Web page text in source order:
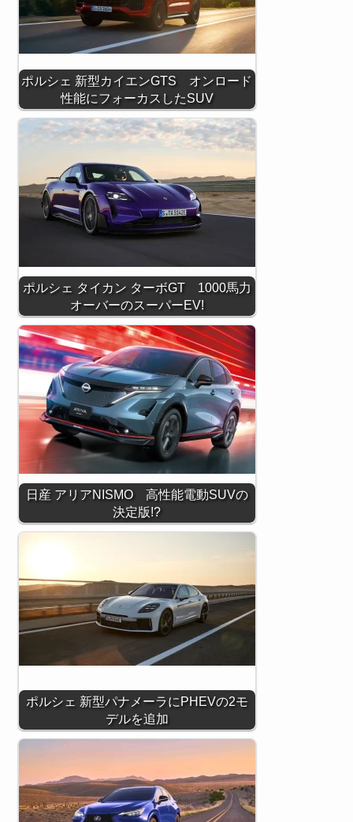
ポルシェ 新型カイエンGTS オンロード
性能にフォーカスしたSUV
ポルシェ タイカン ターボGT 1000馬力
オーバーのスーパーEV!
日産 アリアNISMO 高性能電動SUVの
決定版!?
ポルシェ 新型パナメーラにPHEVの2モ
デルを追加